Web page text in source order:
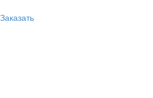
Заказать